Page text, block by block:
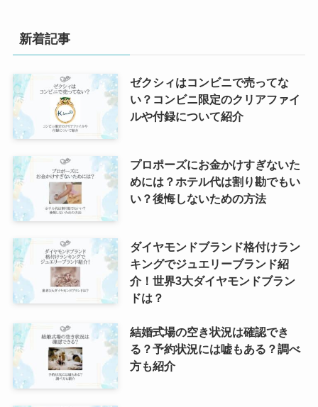
新着記事
ゼクシィはコンビニで売ってな
い？コンビニ限定のクリアファイ
ルや付録について紹介
プロポーズにお金かけすぎないた
めには？ホテル代は割り勘でもい
い？後悔しないための方法
ダイヤモンドブランド格付けラン
キングでジュエリーブランド紹
介！世界3大ダイヤモンドブラン
ドは？
結婚式場の空き状況は確認でき
る？予約状況には嘘もある？調べ
方も紹介